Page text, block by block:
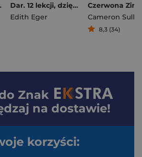
Dar. 12 lekcji, dzięki którym odmienisz swoje życie
Edith Eger
Czerwona
Cameron
8,3 (34)
Znak
na dostawie!
korzyści: